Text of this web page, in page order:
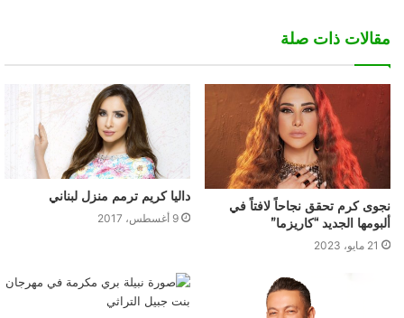
مقالات ذات صلة
نجوى كرم تحقق نجاحاً لافتاً في
ألبومها الجديد “كاريزما”
21 مايو، 2023
داليا كريم ترمم منزل لبناني
9 أغسطس، 2017